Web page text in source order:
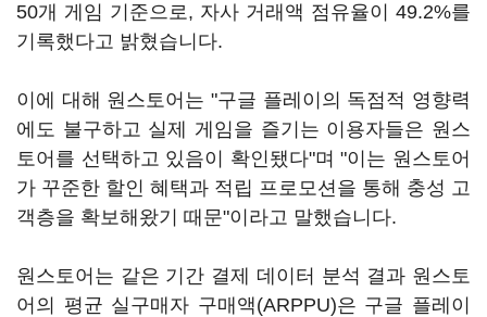
50개 게임 기준으로, 자사 거래액 점유율이 49.2%를
기록했다고 밝혔습니다.
이에 대해 원스토어는 "구글 플레이의 독점적 영향력
에도 불구하고 실제 게임을 즐기는 이용자들은 원스
토어를 선택하고 있음이 확인됐다"며 "이는 원스토어
가 꾸준한 할인 혜택과 적립 프로모션을 통해 충성 고
객층을 확보해왔기 때문"이라고 말했습니다.
원스토어는 같은 기간 결제 데이터 분석 결과 원스토
어의 평균 실구매자 구매액(ARPPU)은 구글 플레이